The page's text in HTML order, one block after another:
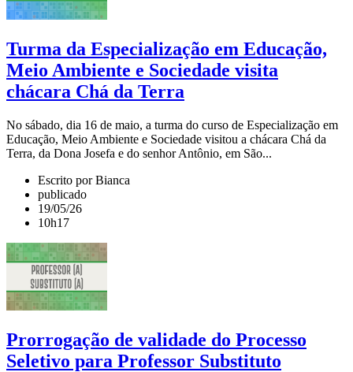
Turma da Especialização em Educação,
Meio Ambiente e Sociedade visita
chácara Chá da Terra
No sábado, dia 16 de maio, a turma do curso de Especialização em
Educação, Meio Ambiente e Sociedade visitou a chácara Chá da
Terra, da Dona Josefa e do senhor Antônio, em São...
Escrito por Bianca
publicado
19/05/26
10h17
Prorrogação de validade do Processo
Seletivo para Professor Substituto